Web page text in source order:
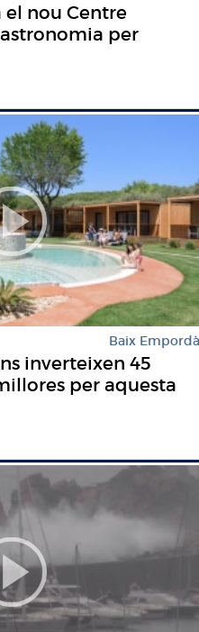
nou Centre
per
Baix Empordà
inverteixen 45
per aquesta